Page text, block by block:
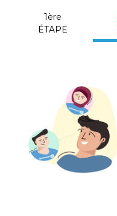
1ère
ÉTAPE